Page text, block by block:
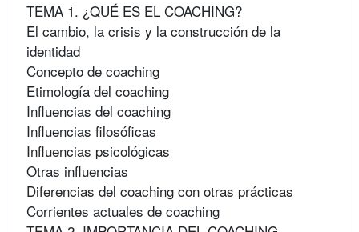
TEMA 1. ¿QUÉ ES EL COACHING?
El cambio, la crisis y la construcción de la
identidad
Concepto de coaching
Etimología del coaching
Influencias del coaching
Influencias filosóficas
Influencias psicológicas
Otras influencias
Diferencias del coaching con otras prácticas
Corrientes actuales de coaching